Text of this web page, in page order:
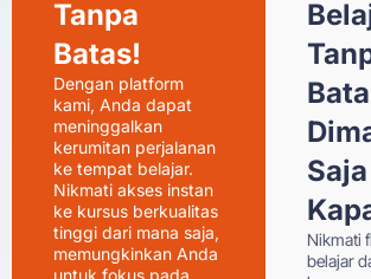
Tanpa
Batas!
Dengan platform
kami, Anda dapat
meninggalkan
kerumitan perjalanan
ke tempat belajar.
Nikmati akses instan
ke kursus berkualitas
tinggi dari mana saja,
memungkinkan Anda
Nikmati
belajar